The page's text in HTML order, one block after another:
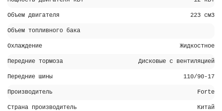
Объем двигателя 223 см3
Объем топливного бака
Охлаждение Жидкостное
Передние тормоза Дисковые с вентиляцией
Передние шины 110/90-17
Производитель Forte
Страна производитель Китай